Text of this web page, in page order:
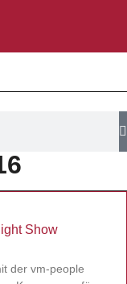
Show
der vm-people